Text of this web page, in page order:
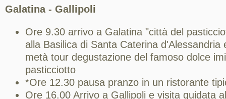
Galatina - Gallipoli
Ore 9.30 arrivo a Galatina "città del
alla Basilica di Santa Caterina d'Alessandria
metà tour degustazione del famoso dolce
pasticciotto
*Ore 12.30 pausa pranzo in un ristorante
Ore 16.00 Arrivo a Gallipoli e visita guidata